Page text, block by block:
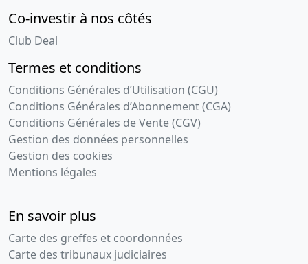
Co-investir à nos côtés
Club Deal
Termes et conditions
Conditions Générales d’Utilisation (CGU)
Conditions Générales d’Abonnement (CGA)
Conditions Générales de Vente (CGV)
Gestion des données personnelles
Gestion des cookies
Mentions légales
En savoir plus
Carte des greffes et coordonnées
Carte des tribunaux judiciaires